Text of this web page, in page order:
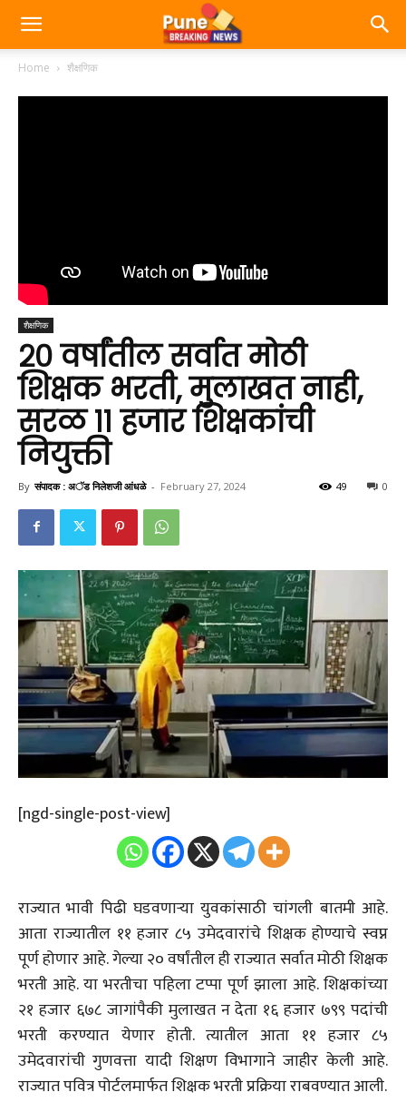
Home शैक्षणिक
शैक्षणिक
२० वर्षांतील सर्वात मोठी
शिक्षक भरती, मुलाखत नाही,
सरळ ११ हजार शिक्षकांची
नियुक्ती
By संपादक : अॅड निलेशजी आंधळे - February 27, 2024 0
49
[ngd-single-post-view]
राज्यात भावी पिढी घडवणाऱ्या युवकांसाठी चांगली बातमी आहे.
आता राज्यातील ११ हजार ८५ उमेदवारांचे शिक्षक होण्याचे स्वप्न
पूर्ण होणार आहे. गेल्या २० वर्षांतील ही राज्यात सर्वात मोठी शिक्षक
भरती आहे. या भरतीचा पहिला टप्पा पूर्ण झाला आहे. शिक्षकांच्या
२१ हजार ६७८ जागांपैकी मुलाखत न देता १६ हजार ७९९ पदांची
भरती करण्यात येणार होती. त्यातील आता ११ हजार ८५
उमेदवारांची गुणवत्ता यादी शिक्षण विभागाने जाहीर केली आहे.
राज्यात पवित्र पोर्टलमार्फत शिक्षक भरती प्रक्रिया राबवण्यात आली.